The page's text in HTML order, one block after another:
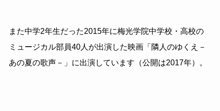
また中学2年生だった2015年に梅光学院中学校・高校の
ミュージカル部員40人が出演した映画「隣人のゆくえ－
あの夏の歌声－」に出演しています（公開は2017年）。